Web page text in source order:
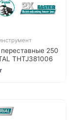
250
THTJ381006